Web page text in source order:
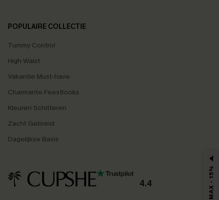
POPULAIRE COLLECTIE
Tummy Control
High Waist
Vakantie Must-have
Charmante Feestlooks
Kleuren Schitteren
Zacht Gebreid
Dagelijkse Basis
4.4 MAX - 15%